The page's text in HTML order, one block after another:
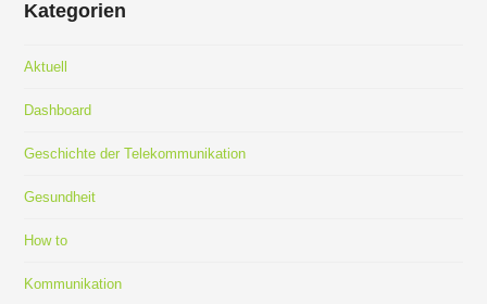
Kategorien
Aktuell
Dashboard
Geschichte der Telekommunikation
Gesundheit
How to
Kommunikation